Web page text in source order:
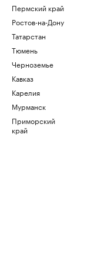
Пермский край
Ростов-на-Дону
Татарстан
Тюмень
Черноземье
Кавказ
Карелия
Мурманск
Приморский
край